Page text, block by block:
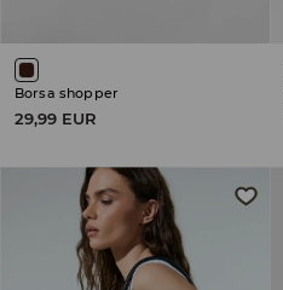
Borsa shopper
29,99 EUR